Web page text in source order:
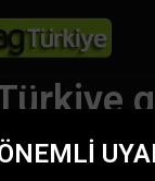
Türkiye garanti”